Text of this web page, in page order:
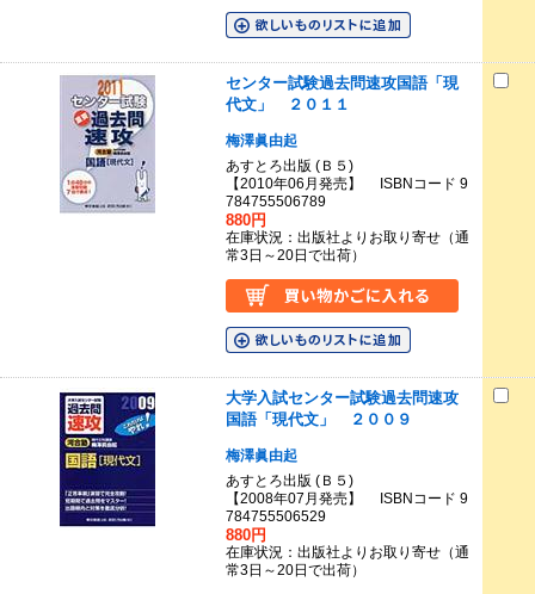
センター試験過去問速攻国語「現
代文」 ２０１１
梅澤眞由起
あすとろ出版 (Ｂ５)
【2010年06月発売】 ISBNコード 9
784755506789
880円
在庫状況：出版社よりお取り寄せ（通
常3日～20日で出荷）
大学入試センター試験過去問速攻
国語「現代文」 ２００９
梅澤眞由起
あすとろ出版 (Ｂ５)
【2008年07月発売】 ISBNコード 9
784755506529
880円
在庫状況：出版社よりお取り寄せ（通
常3日～20日で出荷）